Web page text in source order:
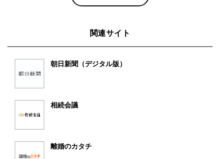
関連サイト
朝日新聞（デジタル版）
相続会議
離婚のカタチ